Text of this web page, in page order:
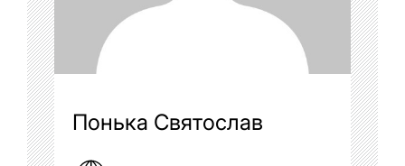
Понька Святослав